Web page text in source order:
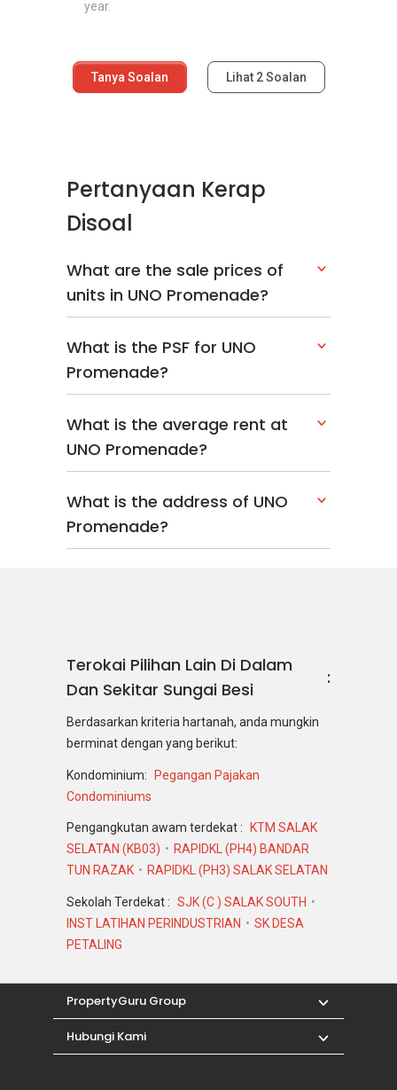
year.
Tanya Soalan Lihat 2Soalan
Pertanyaan Kerap
Disoal
What are the sale prices of
units in UNO Promenade?
What is the PSF for UNO
Promenade?
What is the average rent at
UNO Promenade?
What is the address of UNO
Promenade?
Terokai Pilihan Lain Di Dalam
Dan Sekitar Sungai Besi
Berdasarkan kriteria hartanah, anda mungkin
berminat dengan yang berikut:
Kondominium: Pegangan Pajakan
Condominiums
Pengangkutan awam terdekat :
KTM SALAK
SELATAN (KB03)
RAPIDKL (PH4) BANDAR
TUN RAZAK
RAPIDKL (PH3) SALAK SELATAN
Sekolah Terdekat : SJK (C ) SALAK SOUTH
INST LATIHAN PERINDUSTRIAN
SK DESA
PETALING
PropertyGuru Group
Hubungi Kami